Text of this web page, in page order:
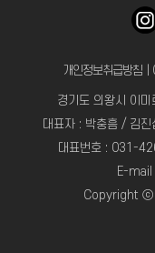
개인정보취급방침｜
경기도 의왕시 이
대표자 : 박충흠 /
대표번호 : 031-
E-
Copyright ⓒ